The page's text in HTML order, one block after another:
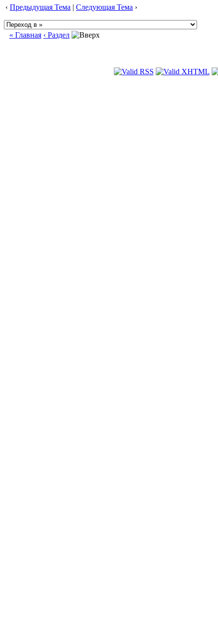
‹ Предыдущая Тема | Следующая Тема ›
« Главная ‹ Раздел